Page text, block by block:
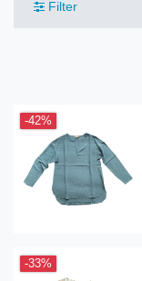
Filter
-42%
-33%